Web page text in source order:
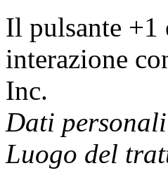
Il pulsante
interazione
Inc.
Dati
Luogo del